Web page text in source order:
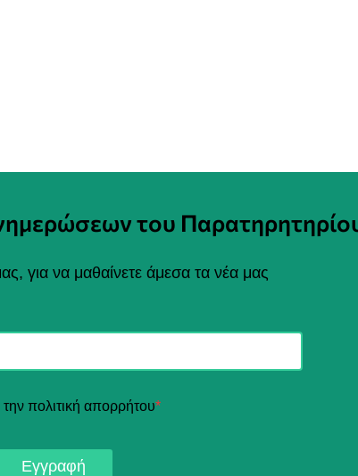
του
για να μαθαίνετε άμεσα τα νέα μας
την πολιτική απορρήτου*
Εγγραφή